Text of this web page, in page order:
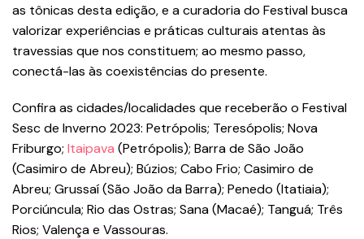
as tônicas desta edição, e a curadoria do Festival busca
valorizar experiências e práticas culturais atentas às
travessias que nos constituem; ao mesmo passo,
conectá-las às coexistências do presente.
Confira as cidades/localidades que receberão o Festival
Sesc de Inverno 2023: Petrópolis; Teresópolis; Nova
Friburgo; Itaipava (Petrópolis); Barra de São João
(Casimiro de Abreu); Búzios; Cabo Frio; Casimiro de
Abreu; Grussaí (São João da Barra); Penedo (Itatiaia);
Porciúncula; Rio das Ostras; Sana (Macaé); Tanguá; Três
Rios; Valença e Vassouras.